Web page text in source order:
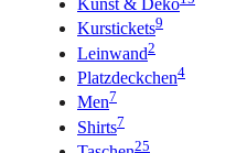
Kunst & Deko
Kurstickets9
Leinwand2
Platzdeckchen4
Men7
Shirts7
25